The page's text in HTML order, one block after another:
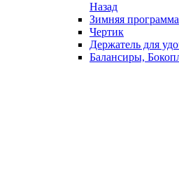
Назад
Зимняя программа
Чертик
Держатель для
Балансиры,